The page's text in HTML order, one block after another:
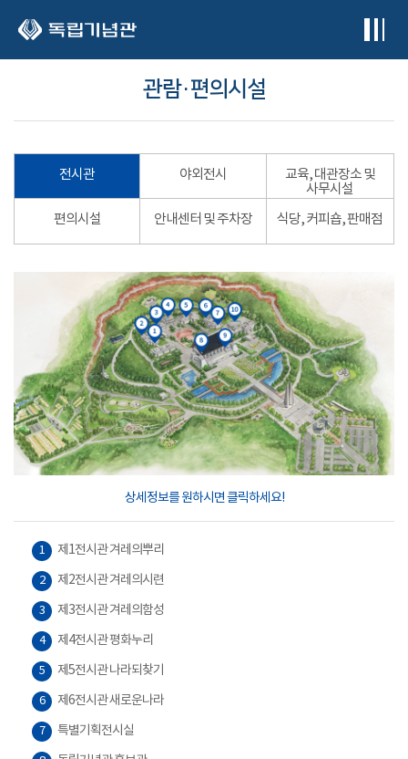
관람·편의시설
전시관 야외전시
교육, 대관장소 및
사무시설
편의시설
안내센터 및 주차장 식당, 커피숍, 판매점
상세정보를 원하시면 클릭하세요!
1 제1전시관 겨레의뿌리
2 제2전시관 겨레의시련
3 제3전시관 겨레의함성
4 제4전시관 평화누리
5 제5전시관 나라되찾기
6 제6전시관 새로운나라
7 특별기획전시실